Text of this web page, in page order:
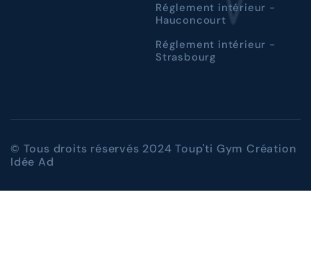
Réglement intérieur -
Hauconcourt
Réglement intérieur -
Strasbourg
© Tous droits réservés 2024 Toup'ti Gym Création
Idée Ad